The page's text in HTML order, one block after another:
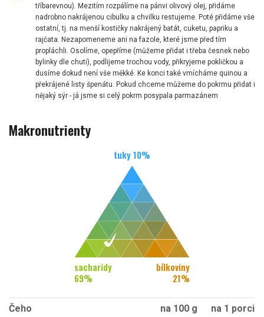
tříbarevnou). Mezitím rozpálíme na pánvi olivový olej, přidáme
nadrobno nakrájenou cibulku a chvilku restujeme. Poté přidáme vše
ostatní, tj. na menší kostičky nakrájený batát, cuketu, papriku a
rajčata. Nezapomeneme ani na fazole, které jsme před tím
propláchli. Osolíme, opepříme (můžeme přidat i třeba česnek nebo
bylinky dle chuti), podlijeme trochou vody, přikryjeme pokličkou a
dusíme dokud není vše měkké. Ke konci také vmícháme quinou a
překrájené listy špenátu. Pokud chceme můžeme do pokrmu přidat i
nějaký sýr - já jsme si celý pokrm posypala parmazánem
Makronutrienty
tuky10%
sacharidy
69%
bílkoviny
21%
Čeho na 100 g
na 1 porci